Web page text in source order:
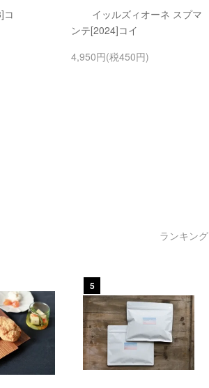
コ
イッルズィオーネ スプマ
ンテ[2024]コイ
4,950円(税450円)
ランキング
5